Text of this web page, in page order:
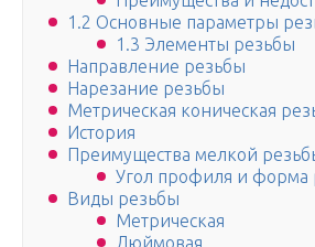
1.2 Основные параметры
1.3 Элементы резьбы
Направление резьбы
Нарезание резьбы
Метрическая коническая
История
Преимущества мелкой
Угол профиля и форма
Виды резьбы
Метрическая
Дюймовая